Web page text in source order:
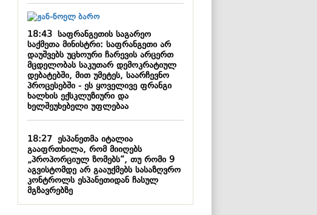
18:43საფრანგეთის საგარეო
საქმეთა მინისტრი: საფრანგეთი არ
დაუშვებს უცხოური ჩარევის არცერთ
მცდელობას საკუთარ დემოკრატიულ
დებატებში, მით უმეტეს, საარჩევნო
პროცესებში - ეს ყოველივე ფრანგი
ხალხის ექსკლუზიური და
ხელშეუხებელი უფლებაა
18:27ესპანეთმა იტალია
გააფრთხილა, რომ მიიღებს
„პროპორციულ ზომებს“, თუ რომი 9
აგვისტომდე არ გააუქმებს სასაზღვრო
კონტროლს ესპანეთიდან ჩასულ
მგზავრებზე